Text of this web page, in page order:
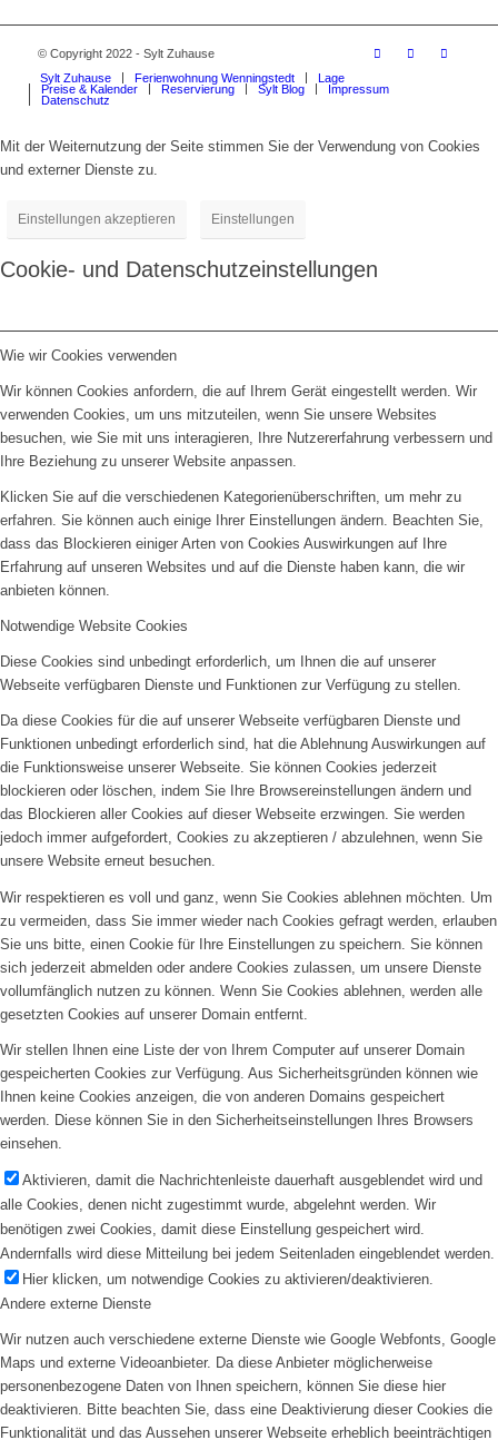
© Copyright 2022 - Sylt Zuhause
Sylt Zuhause
Ferienwohnung Wenningstedt
Lage
Preise & Kalender
Reservierung Sylt Blog
Impressum
Datenschutz
Mit der Weiternutzung der Seite stimmen Sie der Verwendung von Cookies
und externer Dienste zu.
Einstellungen akzeptieren Einstellungen
Cookie- und Datenschutzeinstellungen
Wie wir Cookies verwenden
Wir können Cookies anfordern, die auf Ihrem Gerät eingestellt werden. Wir
verwenden Cookies, um uns mitzuteilen, wenn Sie unsere Websites
besuchen, wie Sie mit uns interagieren, Ihre Nutzererfahrung verbessern und
Ihre Beziehung zu unserer Website anpassen.
Klicken Sie auf die verschiedenen Kategorienüberschriften, um mehr zu
erfahren. Sie können auch einige Ihrer Einstellungen ändern. Beachten Sie,
dass das Blockieren einiger Arten von Cookies Auswirkungen auf Ihre
Erfahrung auf unseren Websites und auf die Dienste haben kann, die wir
anbieten können.
Notwendige Website Cookies
Diese Cookies sind unbedingt erforderlich, um Ihnen die auf unserer
Webseite verfügbaren Dienste und Funktionen zur Verfügung zu stellen.
Da diese Cookies für die auf unserer Webseite verfügbaren Dienste und
Funktionen unbedingt erforderlich sind, hat die Ablehnung Auswirkungen auf
die Funktionsweise unserer Webseite. Sie können Cookies jederzeit
blockieren oder löschen, indem Sie Ihre Browsereinstellungen ändern und
das Blockieren aller Cookies auf dieser Webseite erzwingen. Sie werden
jedoch immer aufgefordert, Cookies zu akzeptieren / abzulehnen, wenn Sie
unsere Website erneut besuchen.
Wir respektieren es voll und ganz, wenn Sie Cookies ablehnen möchten. Um
zu vermeiden, dass Sie immer wieder nach Cookies gefragt werden, erlauben
Sie uns bitte, einen Cookie für Ihre Einstellungen zu speichern. Sie können
sich jederzeit abmelden oder andere Cookies zulassen, um unsere Dienste
vollumfänglich nutzen zu können. Wenn Sie Cookies ablehnen, werden alle
gesetzten Cookies auf unserer Domain entfernt.
Wir stellen Ihnen eine Liste der von Ihrem Computer auf unserer Domain
gespeicherten Cookies zur Verfügung. Aus Sicherheitsgründen können wie
Ihnen keine Cookies anzeigen, die von anderen Domains gespeichert
werden. Diese können Sie in den Sicherheitseinstellungen Ihres Browsers
einsehen.
Aktivieren, damit die Nachrichtenleiste dauerhaft ausgeblendet wird und
alle Cookies, denen nicht zugestimmt wurde, abgelehnt werden. Wir
benötigen zwei Cookies, damit diese Einstellung gespeichert wird.
Andernfalls wird diese Mitteilung bei jedem Seitenladen eingeblendet werden.
Hier klicken, um notwendige Cookies zu aktivieren/deaktivieren.
Andere externe Dienste
Wir nutzen auch verschiedene externe Dienste wie Google Webfonts, Google
Maps und externe Videoanbieter. Da diese Anbieter möglicherweise
personenbezogene Daten von Ihnen speichern, können Sie diese hier
deaktivieren. Bitte beachten Sie, dass eine Deaktivierung dieser Cookies die
Funktionalität und das Aussehen unserer Webseite erheblich beeinträchtigen